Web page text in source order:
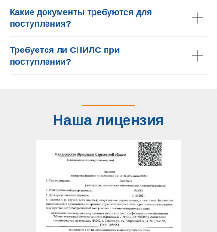
Какие документы требуются для
поступления?
Требуется ли СНИЛС при
поступлении?
Наша лицензия